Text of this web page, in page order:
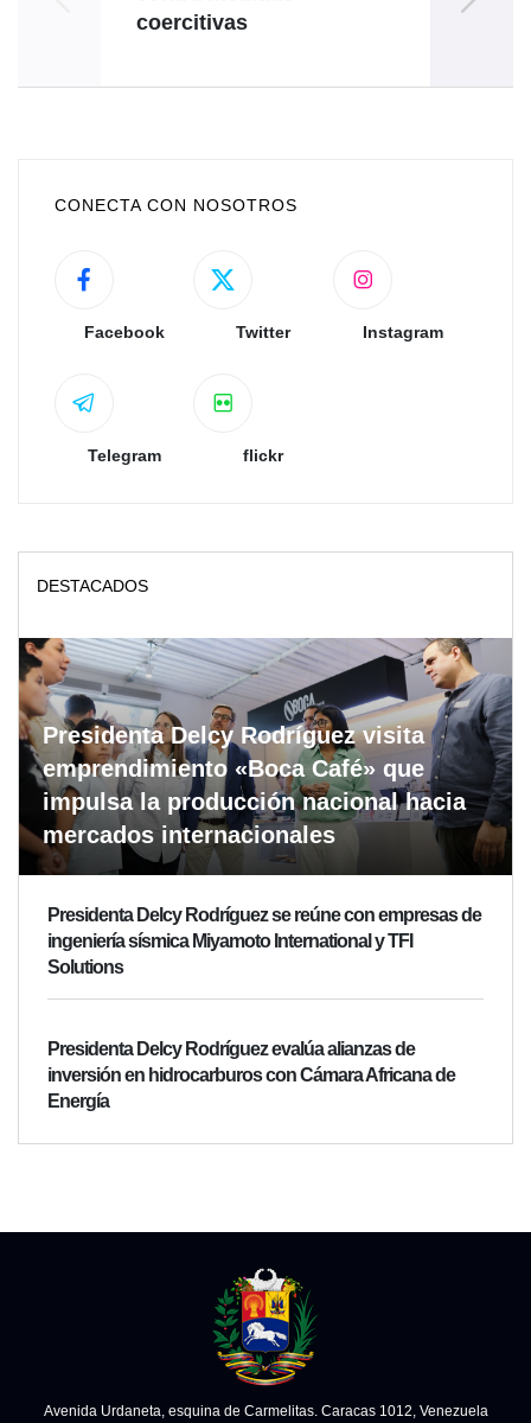
coercitivas
CONECTA CON NOSOTROS
Facebook Twitter Instagram
Telegram flickr
DESTACADOS
Presidenta Delcy Rodríguez visita
emprendimiento «Boca Café» que
impulsa la producción nacional hacia
mercados internacionales
Presidenta Delcy Rodríguez se reúne con empresas de
ingeniería sísmica Miyamoto International y TFI
Solutions
Presidenta Delcy Rodríguez evalúa alianzas de
inversión en hidrocarburos con Cámara Africana de
Energía
Avenida Urdaneta, esquina de Carmelitas. Caracas 1012, Venezuela